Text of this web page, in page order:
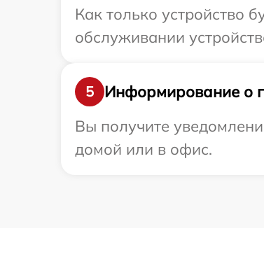
Как только устройство
обслуживании
5
Информирование о
Вы получите
домой или в офис.